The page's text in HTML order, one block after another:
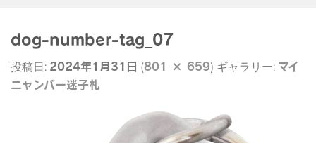
dog-number-tag_07
投稿日: 2024年1月31日 (801 × 659) ギャラリー: マイ
ニャンバー迷子札